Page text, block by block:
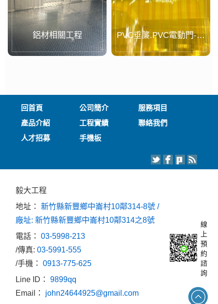
鋁材相關工程
PVC垂簾.PVC電動門-案
例...
回首頁 公司簡介
服務項目
產品介紹
工程實績
聯絡我們
人才招募
手機板
毅大工程
地址：新竹縣新豐鄉中崙村10鄰314-8號 /
廠址: 新竹縣新豐鄉中崙村10鄰314之8號
電話：03-5998-213
/傳真:03-5991-555
/手機：0913-775-625
Line ID：9899qq
Email： john24644925@gmail.com
線
上
預
約
諮
詢